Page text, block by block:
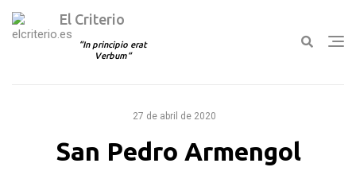
El Criterio
In principio erat
Verbum
27 de abril de 2020
San Pedro Armengol